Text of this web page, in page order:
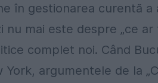
în gestionarea curentă a
mai este despre „ce ar
complet noi. Când
argumentele de la